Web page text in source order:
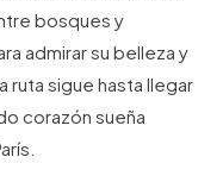
bosques y
admirar su belleza y
ruta sigue hasta llegar
corazón sueña